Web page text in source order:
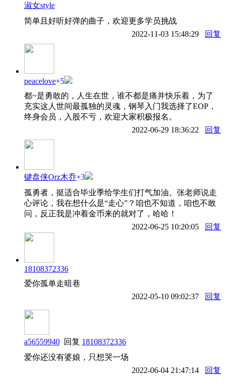
淑女style
简单且好听好弹的曲子，欢迎更多学员挑战
2022-11-03 15:48:29
回复
peacelove+5
都~是勇敢的，人生在世，谁不都是痛并快乐着，为了
充实这人世间最孤独的灵魂，钢琴入门我选择了EOP，
终身会员，入股不亏，欢迎大家积极报名。
2022-06-29 18:36:22
回复
键盘侠Orz木乔+3
孤勇者，挺适合毕业季给学生们打气加油。张老师说走
心评论，我在想什么是“走心”？咱也不知道，咱也不敢
问，反正我是冲着金币来的就对了，哈哈！
2022-06-25 10:20:05
回复
18108372336
爱你孤单走暗巷
2022-05-10 09:02:37
回复
a56559940 回复 18108372336
爱你还没有婆娘，只想哭一场
2022-06-04 21:47:14
回复